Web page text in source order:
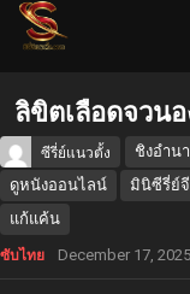
ลิขิตเลือดจวน
ซีรี่ย์แนวตั้ง ชิงอำน
ดูหนังออนไลน์
มินิซีรี่ย์
แก้แค้น
ซับไทย December 17, 2025